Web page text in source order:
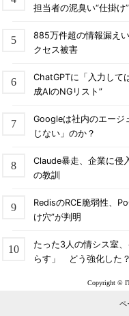
担当者の泥臭い“仕掛け
885万件超の情報漏え
クセス被害
ChatGPTに「入力し
成AIのNGリスト”
Googleは社内のエー
じない」のか？
Claude暴走、企業に
の教訓
RedisのRCE脆弱性、
け穴”が判明
たった3人の情シス室
らす」 どう強化した？
Copyright ©
ペ